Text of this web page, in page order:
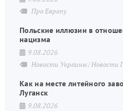
Про Европу
Польские иллюзии в
нацизма
9.08.2026
Новости Украины Новости
Как на месте литейного
Луганск
9.08.2026